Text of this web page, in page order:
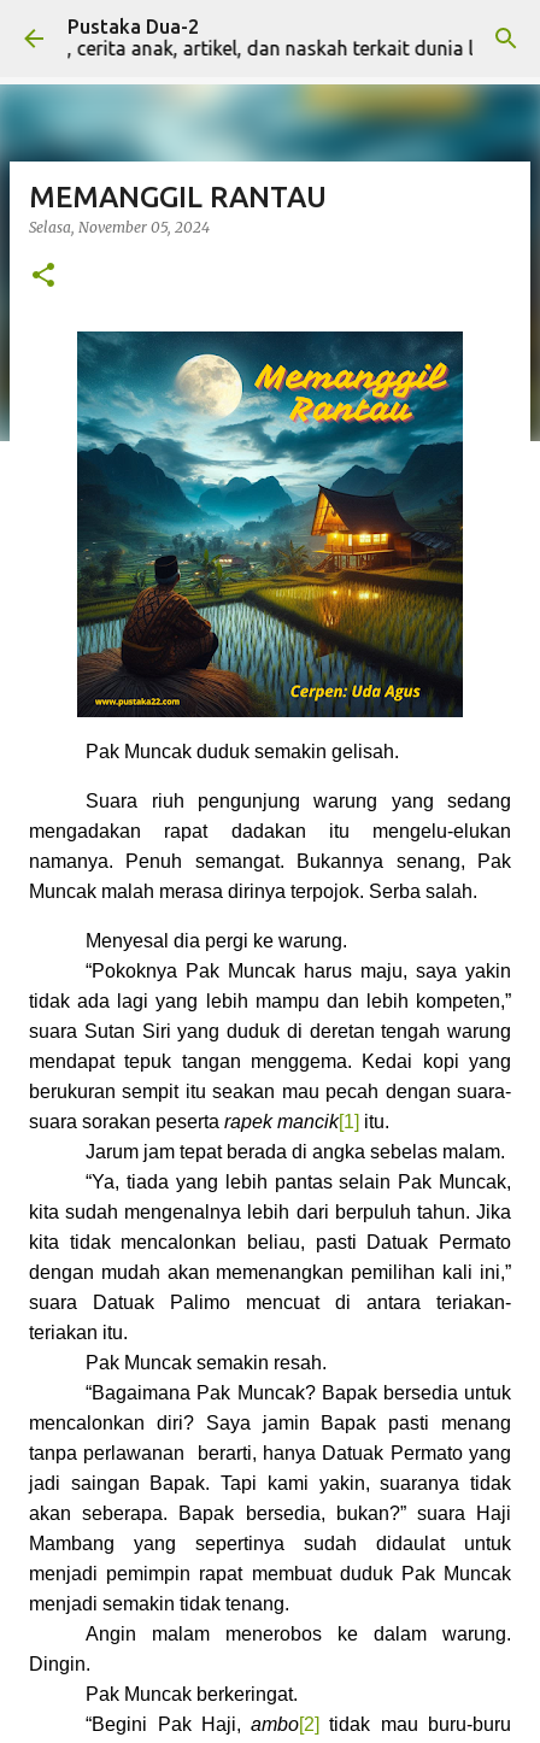
Langsung ke konten utama
Pustaka Dua-2
anak, artikel, dan naskah terkait dunia literasi lainnya.
MEMANGGIL RANTAU
Selasa, November 05, 2024
Pak Muncak duduk semakin gelisah.
Suara riuh pengunjung warung yang sedang
mengadakan rapat dadakan itu mengelu-elukan
namanya. Penuh semangat. Bukannya senang, Pak
Muncak malah merasa dirinya terpojok. Serba salah.
Menyesal dia pergi ke warung.
“Pokoknya Pak Muncak harus maju, saya yakin
tidak ada lagi yang lebih mampu dan lebih kompeten,”
suara Sutan Siri yang duduk di deretan tengah warung
mendapat tepuk tangan menggema. Kedai kopi yang
berukuran sempit itu seakan mau pecah dengan suara-
suara sorakan peserta rapek mancik[1] itu.
Jarum jam tepat berada di angka sebelas malam.
“Ya, tiada yang lebih pantas selain Pak Muncak,
kita sudah mengenalnya lebih dari berpuluh tahun. Jika
kita tidak mencalonkan beliau, pasti Datuak Permato
dengan mudah akan memenangkan pemilihan kali ini,”
suara Datuak Palimo mencuat di
antara teriakan-
teriakan itu.
Pak Muncak semakin resah.
“Bagaimana Pak Muncak? Bapak bersedia untuk
mencalonkan diri? Saya jamin Bapak pasti menang
tanpa perlawanan berarti, hanya Datuak Permato yang
jadi saingan Bapak. Tapi kami yakin, suaranya tidak
akan seberapa. Bapak bersedia, bukan?” suara Haji
Mambang yang sepertinya sudah didaulat untuk
menjadi pemimpin rapat membuat duduk Pak Muncak
menjadi semakin tidak tenang.
Angin malam menerobos ke dalam warung.
Dingin.
Pak Muncak berkeringat.
“Begini Pak Haji,ambo[2]
tidak mau buru-buru